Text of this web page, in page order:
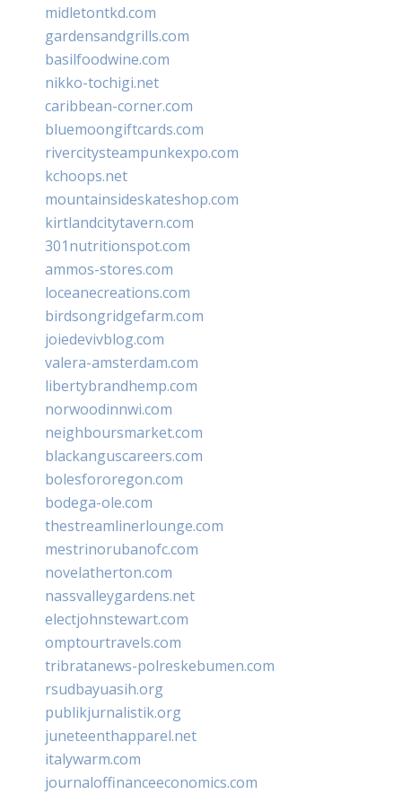
midletontkd.com
gardensandgrills.com
basilfoodwine.com
nikko-tochigi.net
caribbean-corner.com
bluemoongiftcards.com
rivercitysteampunkexpo.com
kchoops.net
mountainsideskateshop.com
kirtlandcitytavern.com
301nutritionspot.com
ammos-stores.com
loceanecreations.com
birdsongridgefarm.com
joiedevivblog.com
valera-amsterdam.com
libertybrandhemp.com
norwoodinnwi.com
neighboursmarket.com
blackanguscareers.com
bolesfororegon.com
bodega-ole.com
thestreamlinerlounge.com
mestrinorubanofc.com
novelatherton.com
nassvalleygardens.net
electjohnstewart.com
omptourtravels.com
tribratanews-polreskebumen.com
rsudbayuasih.org
publikjurnalistik.org
juneteenthapparel.net
italywarm.com
journaloffinanceeconomics.com